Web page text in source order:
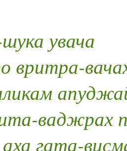
увача
вритра-
ваджрах
гата-